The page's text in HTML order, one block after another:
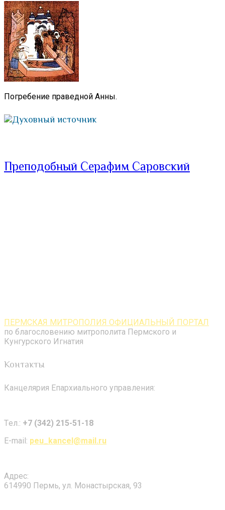
Погребение праведной Анны.
Духовный источник
Преподобный Серафим Саровский
ПЕРМСКАЯ МИТРОПОЛИЯ ОФИЦИАЛЬНЫЙ ПОРТАЛ
по благословению митрополита Пермского и
Кунгурского Игнатия
Контакты
Канцелярия Епархиального управления:
Tел.: +7 (342) 215-51-18
E-mail: peu_kancel@mail.ru
Адрес:
614990 Пермь, ул. Монастырская, 93